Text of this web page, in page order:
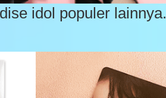
idol populer lainnya.